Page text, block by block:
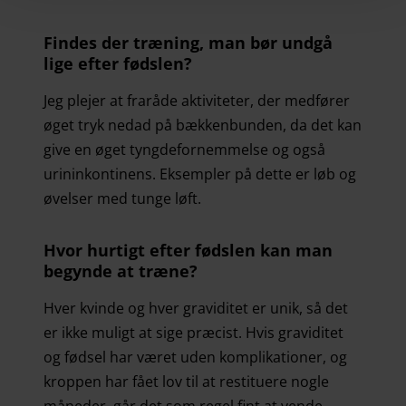
Findes der træning, man bør undgå
lige efter fødslen?
Jeg plejer at fraråde aktiviteter, der medfører
øget tryk nedad på bækkenbunden, da det kan
give en øget tyngdefornemmelse og også
urininkontinens. Eksempler på dette er løb og
øvelser med tunge løft.
Hvor hurtigt efter fødslen kan man
begynde at træne?
Hver kvinde og hver graviditet er unik, så det
er ikke muligt at sige præcist. Hvis graviditet
og fødsel har været uden komplikationer, og
kroppen har fået lov til at restituere nogle